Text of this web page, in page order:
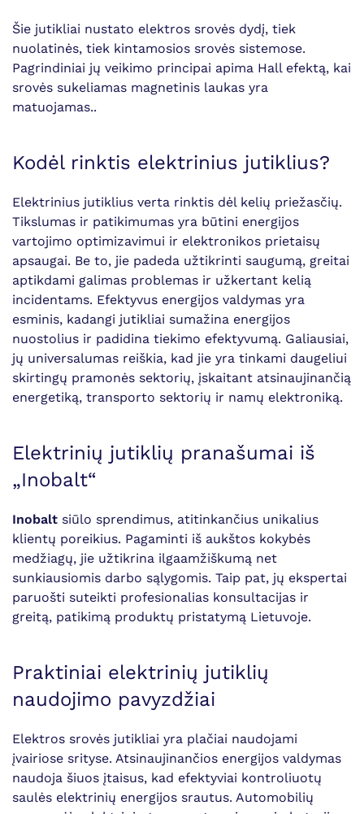
Šie jutikliai nustato elektros srovės dydį, tiek
nuolatinės, tiek kintamosios srovės sistemose.
Pagrindiniai jų veikimo principai apima Hall efektą, kai
srovės sukeliamas magnetinis laukas yra
matuojamas..
Kodėl rinktis elektrinius jutiklius?
Elektrinius jutiklius verta rinktis dėl kelių priežasčių.
Tikslumas ir patikimumas yra būtini energijos
vartojimo optimizavimui ir elektronikos prietaisų
apsaugai. Be to, jie padeda užtikrinti saugumą, greitai
aptikdami galimas problemas ir užkertant kelią
incidentams. Efektyvus energijos valdymas yra
esminis, kadangi jutikliai sumažina energijos
nuostolius ir padidina tiekimo efektyvumą. Galiausiai,
jų universalumas reiškia, kad jie yra tinkami daugeliui
skirtingų pramonės sektorių, įskaitant atsinaujinančią
energetiką, transporto sektorių ir namų elektroniką.
Elektrinių jutiklių pranašumai iš
„Inobalt“
Inobalt siūlo sprendimus, atitinkančius unikalius
klientų poreikius. Pagaminti iš aukštos kokybės
medžiagų, jie užtikrina ilgaamžiškumą net
sunkiausiomis darbo sąlygomis. Taip pat, jų ekspertai
paruošti suteikti profesionalias konsultacijas ir
greitą, patikimą produktų pristatymą Lietuvoje.
Praktiniai elektrinių jutiklių
naudojimo pavyzdžiai
Elektros srovės jutikliai yra plačiai naudojami
įvairiose srityse. Atsinaujinančios energijos valdymas
naudoja šiuos įtaisus, kad efektyviai kontroliuotų
saulės elektrinių energijos srautus. Automobilių